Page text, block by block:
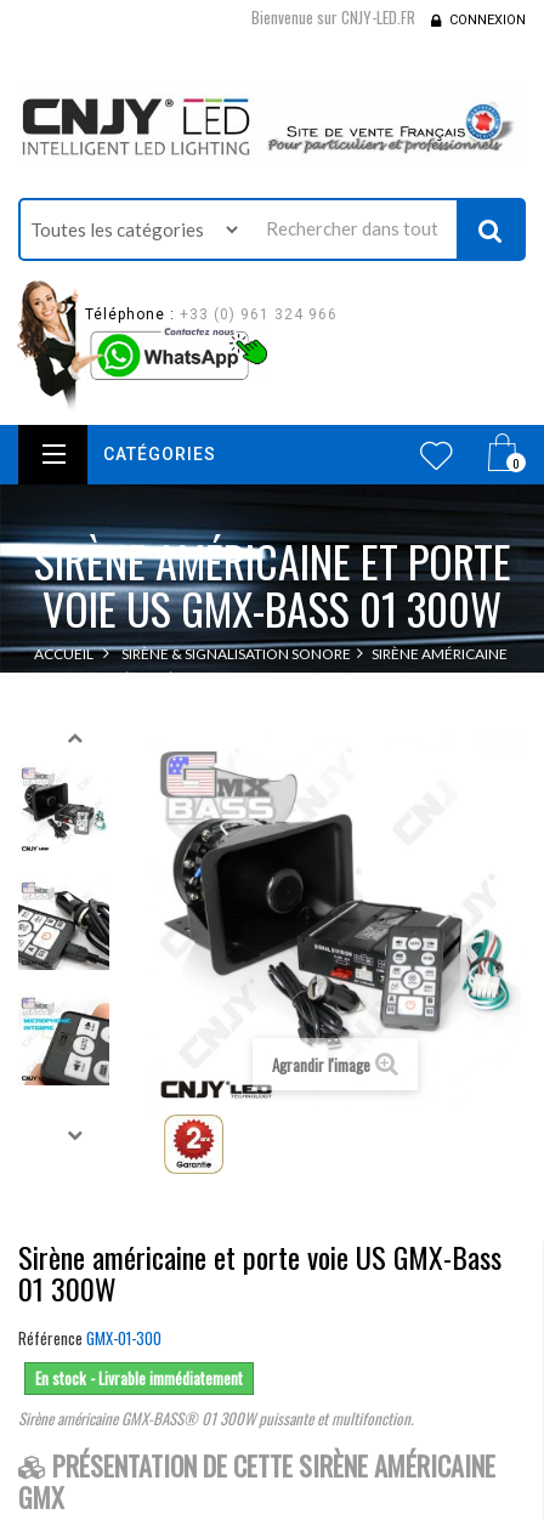
Bienvenue sur CNJY-LED.FR CONNEXION
Téléphone : +33 (0) 961 324 966
0
CATÉGORIES
SIRÈNE AMÉRICAINE ET PORTE
VOIE US GMX-BASS 01 300W
ACCUEIL SIRÈNE & SIGNALISATION SONORE SIRÈNE AMÉRICAINE
Agrandir l'image
Sirène américaine et porte voie US GMX-Bass
01 300W
Référence GMX-01-300
En stock - Livrable immédiatement
Sirène américaine GMX-BASS® 01 300W puissante et multifonction.
PRÉSENTATION DE CETTE SIRÈNE AMÉRICAINE
GMX